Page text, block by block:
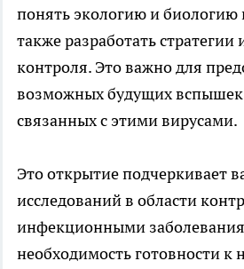
понять экологию и биологию
также разработать
контроля. Это важно для
возможных будущих вспышек
связанных с этими вирусами.
Это открытие подчеркивает
исследований в области
инфекционными
необходимость готовности к